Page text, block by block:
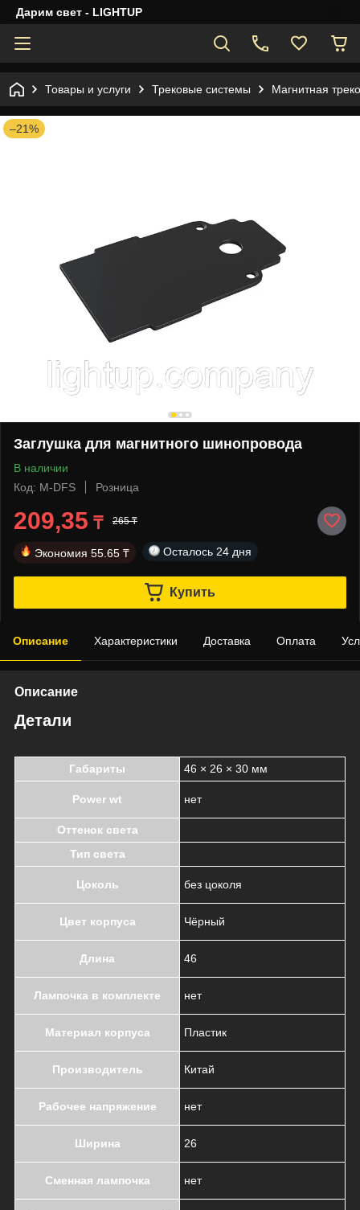
Дарим свет - LIGHTUP
Товары и услуги Трековые системы Магнитная
–21%
Заглушка для магнитного шинопровода
В наличии
Код: M-DFS
Розница
209,35 ₸ 265 ₸
Экономия 55.65 ₸ Осталось 24 дня
Купить
Описание Характеристики Доставка Оплата
Описание
Детали
Габариты 46 × 26 × 30 мм
Power wt нет
Оттенок света
Тип света
Цоколь без цоколя
Цвет корпуса Чёрный
Длина 46
Лампочка в комплекте нет
Материал корпуса Пластик
Производитель Китай
Рабочее напряжение нет
Ширина 26
Сменная лампочка нет